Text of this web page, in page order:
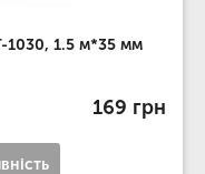
1030, 1.5 м*35 мм
169 грн